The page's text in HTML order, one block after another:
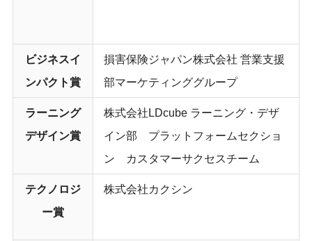
ビジネスイ
ンパクト賞
損害保険ジャパン株式会社 営業支援
部マーケティンググループ
ラーニング
デザイン賞
株式会社LDcube ラーニング・デザ
イン部 プラットフォームセクショ
ン カスタマーサクセスチーム
テクノロジ
ー賞
株式会社カクシン